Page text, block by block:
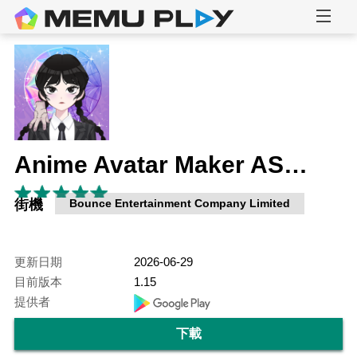
Anime Avatar Maker ASMR
街機 Bounce Entertainment Company Limited
更新日期
2026-06-29
目前版本
1.15
提供者
下載